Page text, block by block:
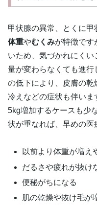
甲状腺の異常、とくに甲
体重やむくみが特徴です
いため、気づかれにく
量が変わらなくても進
の低下により、皮膚の乾
冷えなどの症状も伴いま
5kg増加するケースも少
状が重なれば、早めの医
以前より体重が増え
だるさや疲れが抜け
便秘がちになる
肌の乾燥や抜け毛が